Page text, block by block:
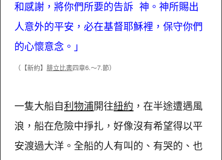
和感謝，將你們所要的告訴 神。神所賜出
人意外的平安，必在基督耶穌裡，保守你們
的心懷意念。」
（ 【新約】腓立比書四章6.～7.節）
一隻大船自利物浦開往紐約 ，在半途遭遇風
浪，船在危險中掙扎，好像沒有希望得以平
安渡過大洋。全船的人有叫的、有哭的、也